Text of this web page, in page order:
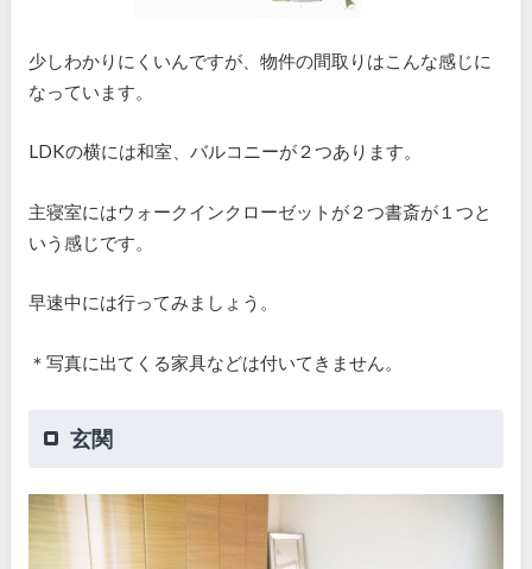
少しわかりにくいんですが、物件の間取りはこんな感じに
なっています。
LDKの横には和室、バルコニーが２つあります。
主寝室にはウォークインクローゼットが２つ書斎が１つと
いう感じです。
早速中には行ってみましょう。
＊写真に出てくる家具などは付いてきません。
玄関